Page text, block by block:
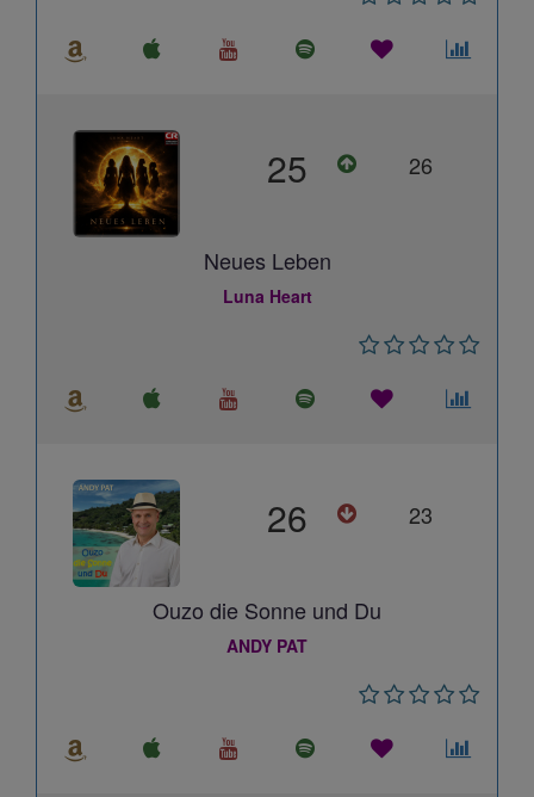
25 26
Neues Leben
Luna Heart
26 23
Ouzo die Sonne und Du
ANDY PAT